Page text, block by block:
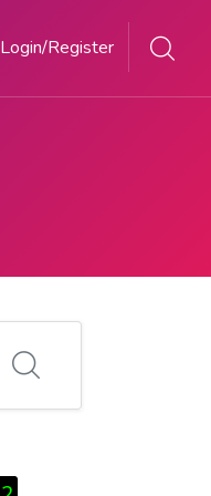
Login/Register